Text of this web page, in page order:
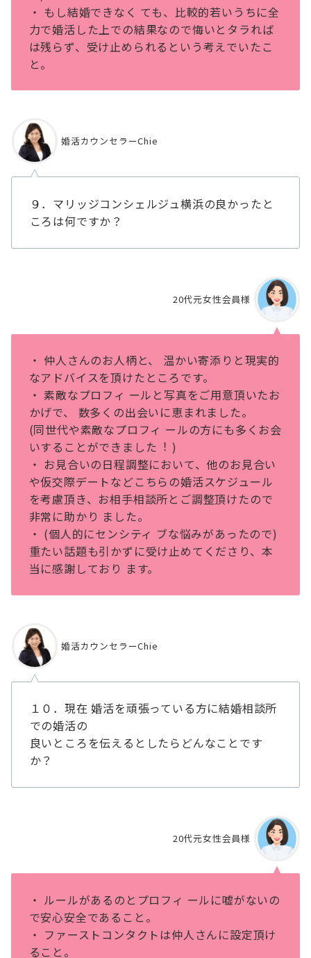
・ もし結婚できなく ても、⽐較的若いうちに全
⼒で婚活した上での結果なので悔いとタラれば
は残らず、受け⽌められるという考えでいたこ
と。
婚活カウンセラーChie
９．マリッジコンシェルジュ横浜の良かったと
ころは何ですか？
20代元女性会員様
・ 仲⼈さんのお⼈柄と、 温かい寄添りと現実的
なアドバイスを頂けたところです。
・ 素敵なプロフィ ールと写真をご⽤意頂いたお
かげで、 数多くの出会いに恵まれました。
(同世代や素敵なプロフィ ールの⽅にも多くお会
いすることができました︕ )
・ お⾒合いの⽇程調整において、他のお⾒合い
や仮交際デートなどこちらの婚活スケジュール
を考慮頂き、お相⼿相談所とご調整頂けたので
⾮常に助かり ました。
・ (個⼈的にセンシティ ブな悩みがあったので)
重たい話題も引かずに受け⽌めてくださり、本
当に感謝しており ます。
婚活カウンセラーChie
１０．現在 婚活を頑張っている方に結婚相談所
での婚活の
良いところを伝えるとしたらどんなことです
か？
20代元女性会員様
・ ルールがあるのとプロフィ ールに嘘がないの
で安⼼安全であること。
・ ファーストコンタクトは仲⼈さんに設定頂け
ること。